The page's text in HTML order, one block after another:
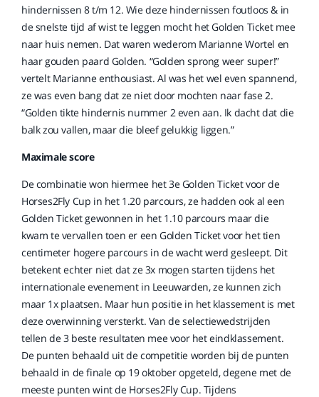
hindernissen 8 t/m 12. Wie deze hindernissen foutloos & in
de snelste tijd af wist te leggen mocht het Golden Ticket mee
naar huis nemen. Dat waren wederom Marianne Wortel en
haar gouden paard Golden. “Golden sprong weer super!”
vertelt Marianne enthousiast. Al was het wel even spannend,
ze was even bang dat ze niet door mochten naar fase 2.
“Golden tikte hindernis nummer 2 even aan. Ik dacht dat die
balk zou vallen, maar die bleef gelukkig liggen.”
Maximale score
De combinatie won hiermee het 3e Golden Ticket voor de
Horses2Fly Cup in het 1.20 parcours, ze hadden ook al een
Golden Ticket gewonnen in het 1.10 parcours maar die
kwam te vervallen toen er een Golden Ticket voor het tien
centimeter hogere parcours in de wacht werd gesleept. Dit
betekent echter niet dat ze 3x mogen starten tijdens het
internationale evenement in Leeuwarden, ze kunnen zich
maar 1x plaatsen. Maar hun positie in het klassement is met
deze overwinning versterkt. Van de selectiewedstrijden
tellen de 3 beste resultaten mee voor het eindklassement.
De punten behaald uit de competitie worden bij de punten
behaald in de finale op 19 oktober opgeteld, degene met de
meeste punten wint de Horses2Fly Cup. Tijdens